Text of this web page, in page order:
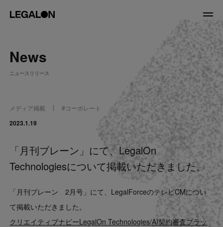
About
役員紹介
Service
News
LegalOn Now
News
ニュースリリース
メディア掲載 #コーポレート
2023.1.19
「月刊ブレーン」にて、LegalOn
Technologiesについて掲載いただきました。
「月刊ブレーン 2月号」にて、LegalForceのテレビCMについ
て掲載いただきました。
クリエイティブナビーLegalOn Technologies/AI契約審査プラッ